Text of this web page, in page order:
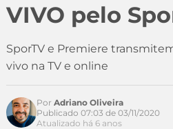
VIVO pelo
SporTV e Premiere
vivo na TV e online
Por Adriano Oliveira
Publicado 07:03 de 03/11/2020
Atualizado há 6 anos